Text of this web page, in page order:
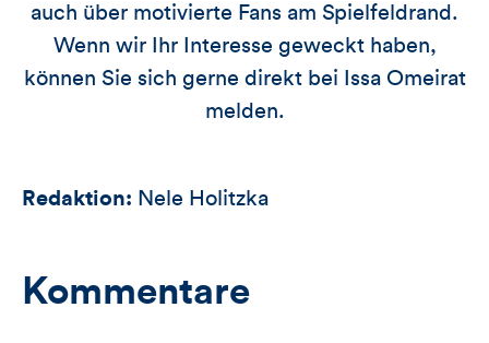
auch über motivierte Fans am Spielfeldrand.
Wenn wir Ihr Interesse geweckt haben,
können Sie sich gerne direkt bei Issa Omeirat
melden.
Redaktion: Nele Holitzka
Kommentare